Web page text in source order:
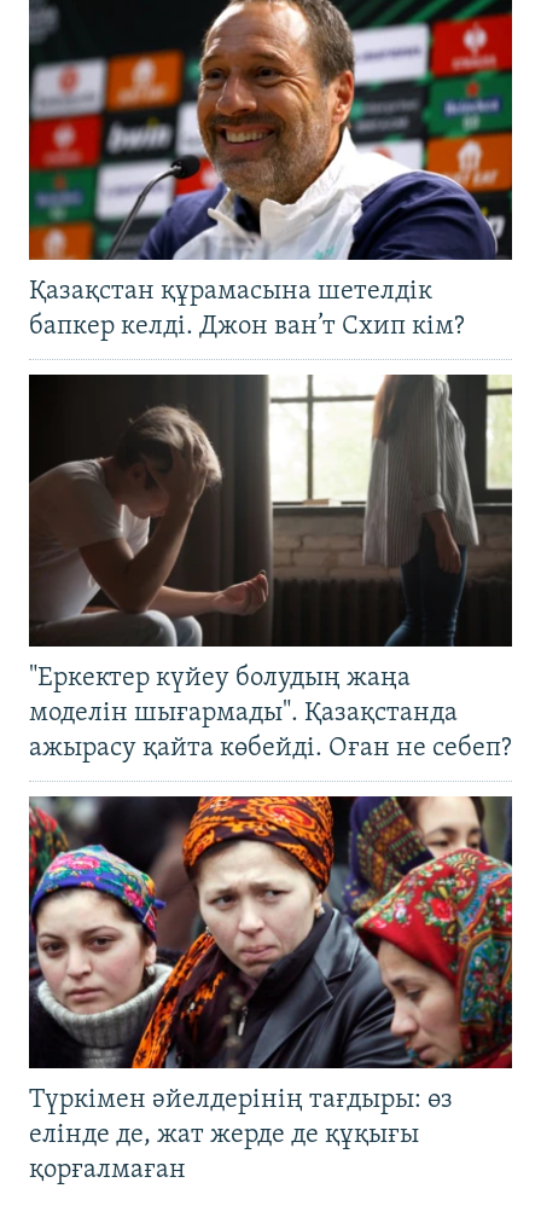
Қазақстан құрамасына шетелдік
бапкер келді. Джон ван’т Схип кім?
"Еркектер күйеу болудың жаңа
моделін шығармады". Қазақстанда
ажырасу қайта көбейді. Оған не себеп?
Түркімен әйелдерінің тағдыры: өз
елінде де, жат жерде де құқығы
қорғалмаған